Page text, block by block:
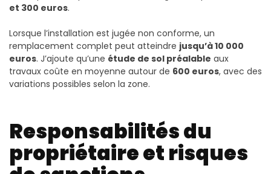
et 300 euros.
Lorsque l’installation est jugée non conforme, un
remplacement complet peut atteindre jusqu’à 10 000
euros. J’ajoute qu’une étude de sol préalable aux
travaux coûte en moyenne autour de 600 euros, avec des
variations possibles selon la zone.
Responsabilités du
propriétaire et risques